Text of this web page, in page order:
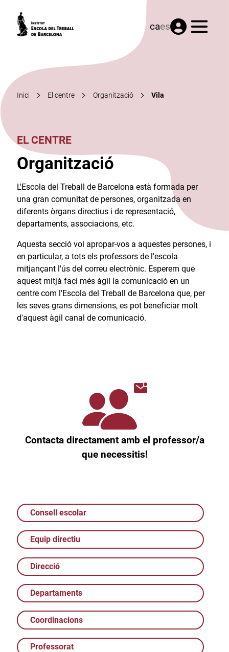
caes Menú
Inici El centre Organització Vila
EL CENTRE
Organització
L'Escola del Treball de Barcelona està formada per
una gran comunitat de persones, organitzada en
diferents òrgans directius i de representació,
departaments, associacions, etc.​
Aquesta secció vol apropar-vos a aquestes persones, i
en particular, a tots els professors de l'escola
mitjançant l'ús del correu electrònic. Esperem que
aquest mitjà faci més àgil la comunicació en un
centre com l'Escola del Treball de Barcelona que, per
les seves grans dimensions, es pot beneficiar molt
d'aquest àgil canal de comunicació.​
Contacta directament amb el professor/a
que necessitis!
Consell escolar
Equip directiu
Direcció
Departaments
Coordinacions
Professorat